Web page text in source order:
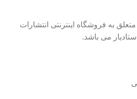
به فروشگاه اینترنتی انتشارات
استادیار می باشد.